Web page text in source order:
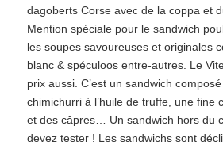
dagoberts Corse avec de la coppa et
Mention spéciale pour le sandwich
les soupes savoureuses et originales
blanc & spéculoos entre-autres. Le
prix aussi. C’est un sandwich
chimichurri à l’huile de truffe, une fine
et des câpres… Un sandwich hors du
devez tester ! Les sandwichs sont